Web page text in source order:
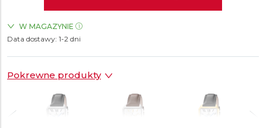
W MAGAZYNIE
ZEGARKI.PL Sky Tower Wrocław
ZEGARKI.PL Manufaktura Łódź
TAK
ZEGARKI.PL Posnania Poznań
Data dostawy: 1-2 dni
Pokrewne produkty